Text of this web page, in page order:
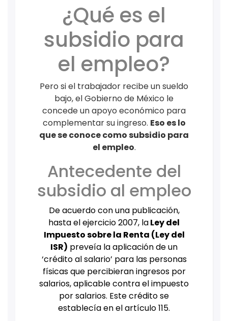
¿Qué es el
subsidio para
el empleo?
Pero si el trabajador recibe un sueldo
bajo, el Gobierno de México le
concede un apoyo económico para
complementar su ingreso. Eso es lo
que se conoce como subsidio para
el empleo.
Antecedente del
subsidio al empleo
De acuerdo con una publicación,
hasta el ejercicio 2007, laLey del
Impuesto sobre la Renta (Ley del
ISR) preveía la aplicación de un
‘crédito al salario’ para las personas
físicas que percibieran ingresos por
salarios, aplicable contra el impuesto
por salarios. Este crédito se
establecía en el artículo 115.